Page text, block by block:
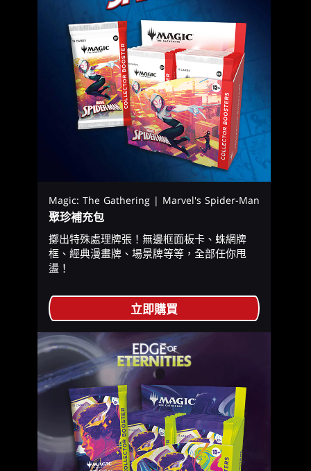
Magic: The Gathering | Marvel's Spider-Man
聚珍補充包
擲出特殊處理牌張！無邊框面板卡、蛛網牌
框、經典漫畫牌、場景牌等等，全部任你甩
盪！
立即購買